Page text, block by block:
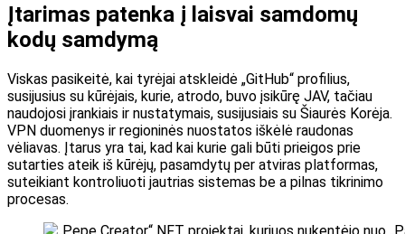
Įtarimas patenka į laisvai samdomų
kodų samdymą
Viskas pasikeitė, kai tyrėjai atskleidė „GitHub“ profilius,
susijusius su kūrėjais, kurie, atrodo, buvo įsikūrę JAV, tačiau
naudojosi įrankiais ir nustatymais, susijusiais su Šiaurės Korėja.
VPN duomenys ir regioninės nuostatos iškėlė raudonas
vėliavas. Įtarus yra tai, kad kai kurie gali būti prieigos prie
sutarties ateik iš kūrėjų, pasamdytų per atviras platformas,
suteikiant kontroliuoti jautrias sistemas be a pilnas tikrinimo
procesas.